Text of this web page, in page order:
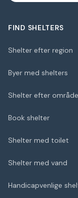
FIND SHELTERS
Shelter efter region
Byer med shelters
Shelter efter område
Book shelter
Shelter med toilet
Shelter med vand
Handicapvenlige